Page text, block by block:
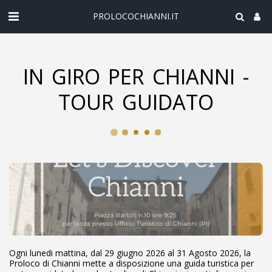
PROLOCOCHIANNI.IT
IN GIRO PER CHIANNI -
TOUR GUIDATO
Ogni lunedi mattina, dal 29 giugno 2026 al 31 Agosto 2026, la
Proloco di Chianni mette a disposizione una guida turistica per